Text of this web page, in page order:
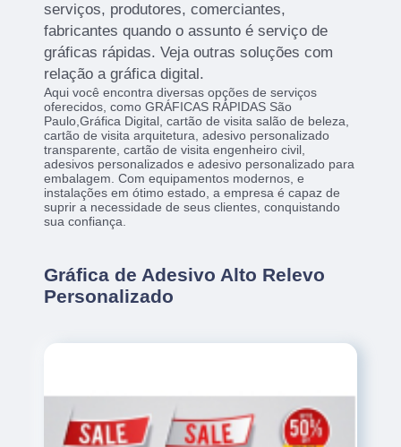
serviços, produtores, comerciantes,
fabricantes quando o assunto é serviço de
gráficas rápidas. Veja outras soluções com
relação a gráfica digital.
Aqui você encontra diversas opções de serviços
oferecidos, como GRÁFICAS RÁPIDAS São
Paulo,Gráfica Digital, cartão de visita salão de beleza,
cartão de visita arquitetura, adesivo personalizado
transparente, cartão de visita engenheiro civil,
adesivos personalizados e adesivo personalizado para
embalagem. Com equipamentos modernos, e
instalações em ótimo estado, a empresa é capaz de
suprir a necessidade de seus clientes, conquistando
sua confiança.
Gráfica de Adesivo Alto Relevo
Personalizado